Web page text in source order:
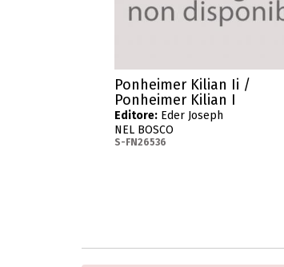
Ponheimer Kilian Ii /
Ponheimer Kilian I
Editore: Eder Joseph
NEL BOSCO
S-FN26536